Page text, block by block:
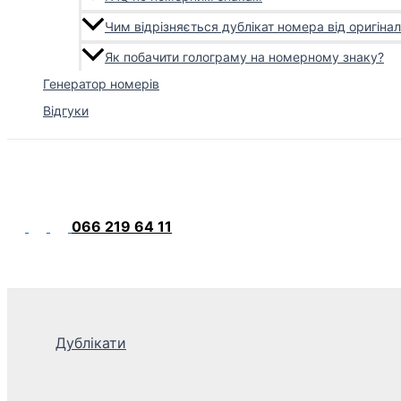
Чим відрізняється дублікат номера від
Як побачити голограму на номерному знаку?
Генератор номерів
Відгуки
066 219 64 11
Дублікати